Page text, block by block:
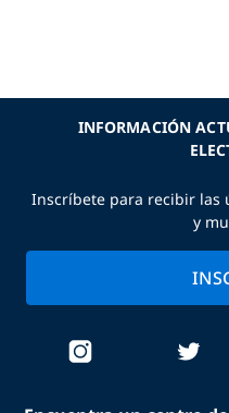
INFORMACIÓN
Inscríbete para recibir las
y